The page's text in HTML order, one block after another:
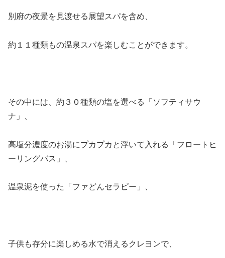
別府の夜景を見渡せる展望スパを含め、
約１１種類もの温泉スパを楽しむことができます。
その中には、約３０種類の塩を選べる「ソフティサウ
ナ」、
高塩分濃度のお湯にプカプカと浮いて入れる「フロートヒ
ーリングバス」、
温泉泥を使った「ファどんセラピー」、
子供も存分に楽しめる水で消えるクレヨンで、